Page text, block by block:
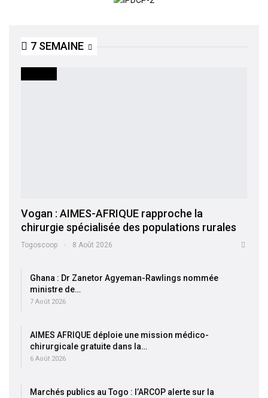
7 SEMAINE
Vogan : AIMES-AFRIQUE rapproche la
chirurgie spécialisée des populations rurales
Togoscoop 8 Août 2026
Ghana : Dr Zanetor Agyeman-Rawlings nommée
ministre de…
7 Août 2026
AIMES AFRIQUE déploie une mission médico-
chirurgicale gratuite dans la…
6 Août 2026
Marchés publics au Togo : l’ARCOP alerte sur la